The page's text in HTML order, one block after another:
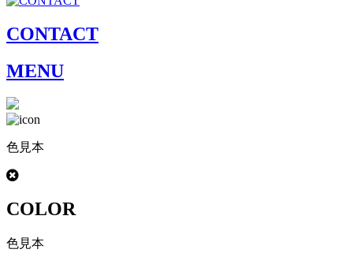
CONTACT
MENU
色見本
COLOR
色見本